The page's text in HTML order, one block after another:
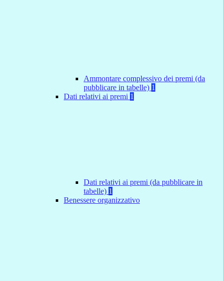
Ammontare complessivo dei premi (da
pubblicare in tabelle) 1
Dati relativi ai premi 1
Dati relativi ai premi (da pubblicare in
tabelle) 1
Benessere organizzativo